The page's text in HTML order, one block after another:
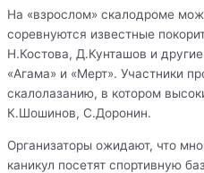
На «взрослом» скалодроме
соревнуются известные
Н.Костова, Д.Кунташов и
«Агама» и «Мерт». Участники
скалолазанию, в котором
К.Шошинов, С.Доронин.
Организаторы ожидают, что
каникул посетят спортивную